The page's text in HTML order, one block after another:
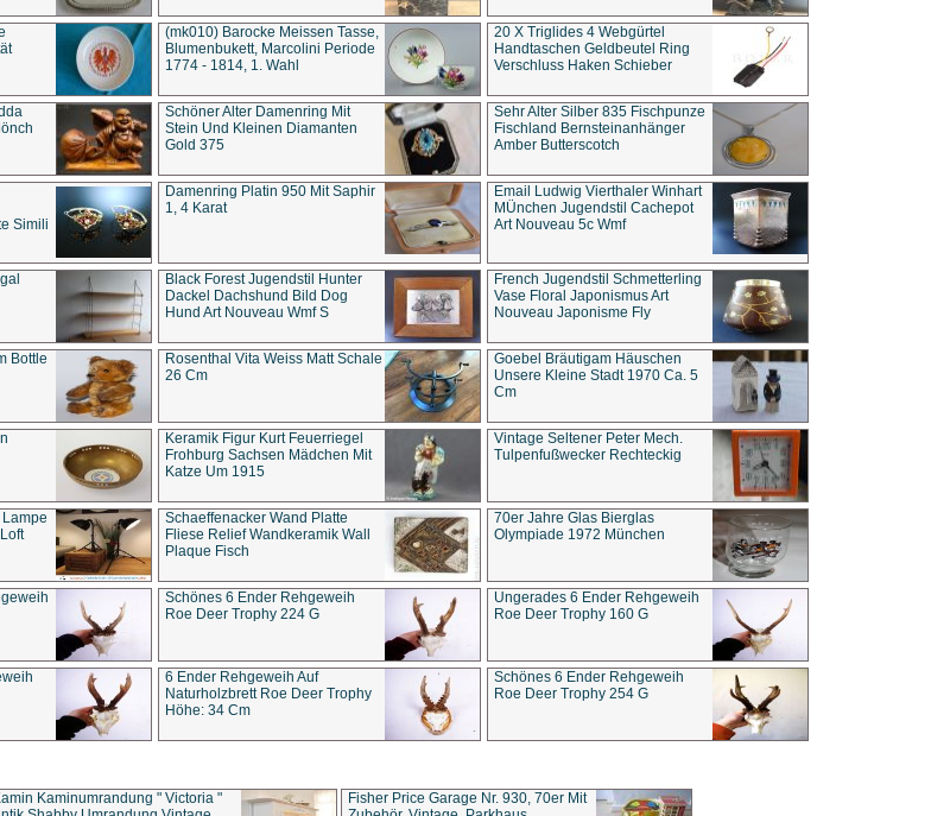
(mk010) Barocke Meissen Tasse,
Blumenbukett, Marcolini Periode
1774 - 1814, 1. Wahl
20 X Triglides 4 Webgürtel
Handtaschen Geldbeutel Ring
Verschluss Haken Schieber
Schöner Alter Damenring Mit
Stein Und Kleinen Diamanten
Gold 375
Sehr Alter Silber 835 Fischpunze
Fischland Bernsteinanhänger
Amber Butterscotch
Simili
Damenring Platin 950 Mit Saphir
1, 4 Karat
Email Ludwig Vierthaler Winhart
MÜnchen Jugendstil Cachepot
Art Nouveau 5c Wmf
Black Forest Jugendstil Hunter
Dackel Dachshund Bild Dog
Hund Art Nouveau Wmf S
French Jugendstil Schmetterling
Vase Floral Japonismus Art
Nouveau Japonisme Fly
Bottle
Rosenthal Vita Weiss Matt Schale
26 Cm
Goebel Bräutigam Häuschen
Unsere Kleine Stadt 1970 Ca. 5
Cm
Keramik Figur Kurt Feuerriegel
Frohburg Sachsen Mädchen Mit
Katze Um 1915
Vintage Seltener Peter Mech.
Tulpenfußwecker Rechteckig
Schaeffenacker Wand Platte
Fliese Relief Wandkeramik Wall
Plaque Fisch
70er Jahre Glas Bierglas
Olympiade 1972 München
Schönes 6 Ender Rehgeweih
Roe Deer Trophy 224 G
Ungerades 6 Ender Rehgeweih
Roe Deer Trophy 160 G
6 Ender Rehgeweih Auf
Naturholzbrett Roe Deer Trophy
Höhe: 34 Cm
Schönes 6 Ender Rehgeweih
Roe Deer Trophy 254 G
Kaminumrandung " Victoria "
Fisher Price Garage Nr. 930, 70er Mit